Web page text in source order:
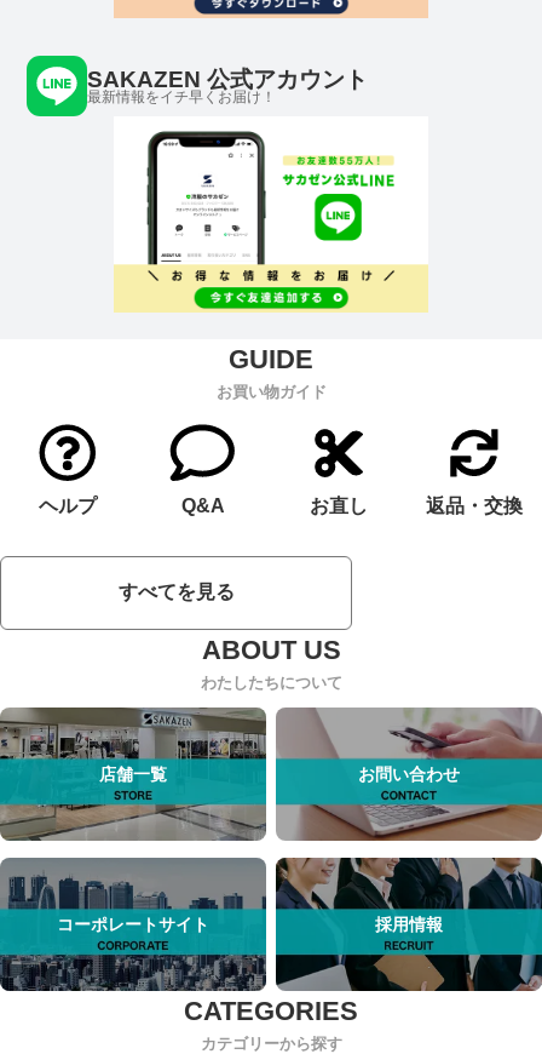
SAKAZEN 公式アカウント
最新情報をイチ早くお届け！
お買い物ガイド
ヘルプ Q&A お直し 返品・交換
すべてを見る
わたしたちについて
店舗一覧 お問い合わせ
コーポレートサイト 採用情報
カテゴリーから探す